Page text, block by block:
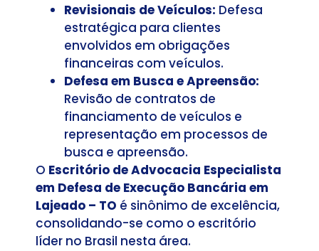
Revisionais de Veículos: Defesa
estratégica para clientes
envolvidos em obrigações
financeiras com veículos.
Defesa em Busca e Apreensão:
Revisão de contratos de
financiamento de veículos e
representação em processos de
busca e apreensão.
O Escritório de Advocacia Especialista
em Defesa de Execução Bancária em
Lajeado – TO é sinônimo de excelência,
consolidando-se como o escritório
líder no Brasil nesta área.